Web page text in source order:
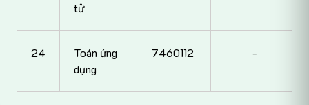
tử
24
Toán ứng
dụng
7460112 -